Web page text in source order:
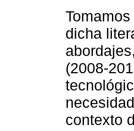
dicha
(2008-
contexto